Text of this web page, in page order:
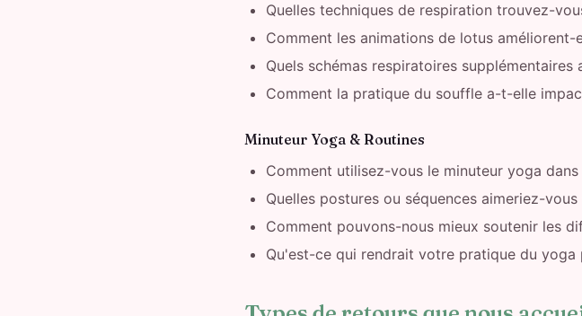
Quelles techniques de respiration trouvez-
Comment les animations de lotus
Quels schémas respiratoires supplémentaires
Comment la pratique du souffle a-t-elle
Minuteur Yoga & Routines
Comment utilisez-vous le minuteur yoga
Quelles postures ou séquences aimeriez-
Comment pouvons-nous mieux soutenir les
Qu'est-ce qui rendrait votre pratique du yoga